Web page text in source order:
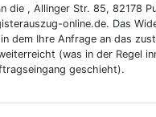
die , Allinger Str. 85, 82178
online.de. Das
dem Ihre Anfrage an das
(was in der Regel
geschieht).